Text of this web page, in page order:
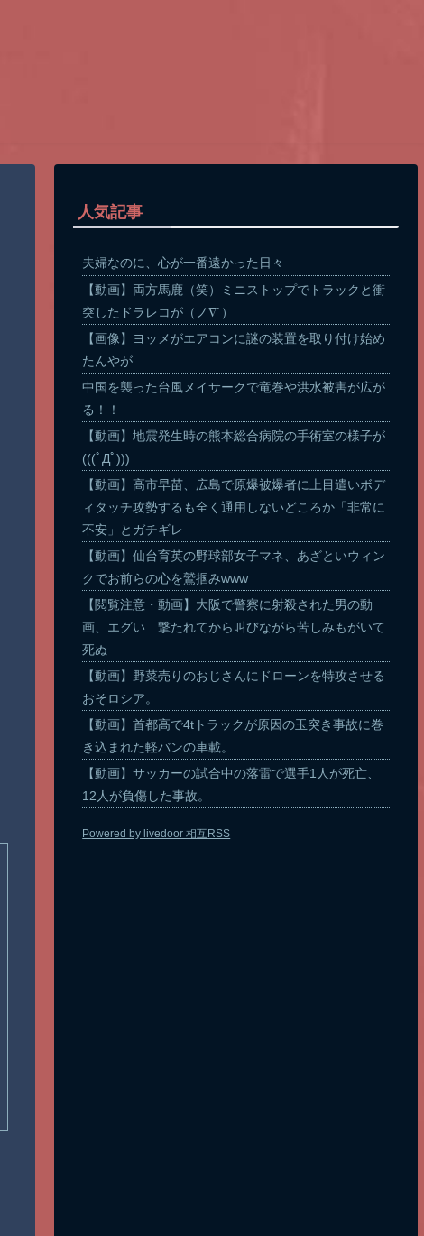
人気記事
夫婦なのに、心が一番遠かった日々
【動画】両方馬鹿（笑）ミニストップでトラックと衝
突したドラレコが（ノ∇`）
【画像】ヨッメがエアコンに謎の装置を取り付け始め
たんやが
中国を襲った台風メイサークで竜巻や洪水被害が広が
る！！
【動画】地震発生時の熊本総合病院の手術室の様子が
(((ﾟДﾟ)))
【動画】高市早苗、広島で原爆被爆者に上目遣いボデ
ィタッチ攻勢するも全く通用しないどころか「非常に
不安」とガチギレ
【動画】仙台育英の野球部女子マネ、あざといウィン
クでお前らの心を鷲掴みwww
【閲覧注意・動画】大阪で警察に射殺された男の動
画、エグい 撃たれてから叫びながら苦しみもがいて
死ぬ
【動画】野菜売りのおじさんにドローンを特攻させる
おそロシア。
【動画】首都高で4tトラックが原因の玉突き事故に巻
き込まれた軽バンの車載。
【動画】サッカーの試合中の落雷で選手1人が死亡、
12人が負傷した事故。
Powered by livedoor 相互RSS